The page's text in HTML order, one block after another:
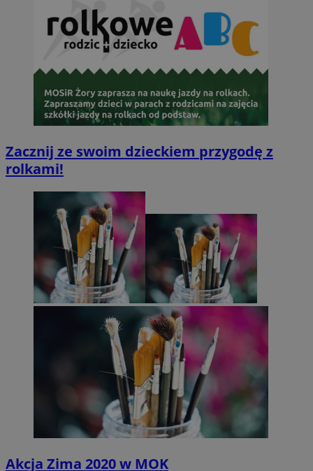
Zacznij ze swoim dzieckiem przygodę z
rolkami!
Akcja Zima 2020 w MOK